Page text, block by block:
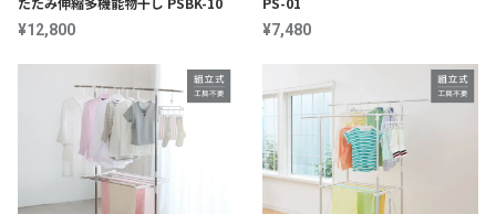
¥12,800 ¥7,480